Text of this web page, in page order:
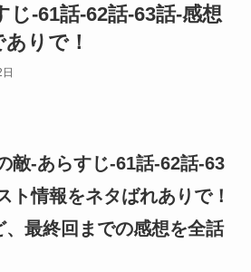
じ-61話-62話-63話-感想
りで！
敵-あらすじ-61話-62話-63
ト情報をネタばれありで！
、最終回までの感想を全話